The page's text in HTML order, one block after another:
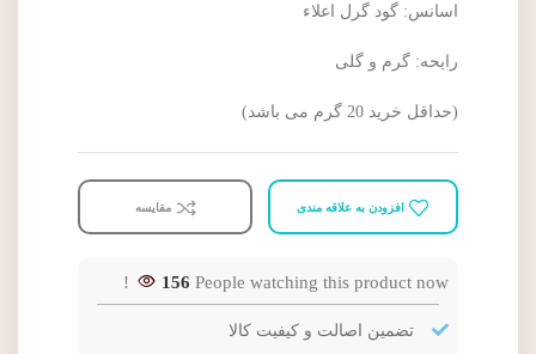
اسانس: گود گرل اعلاء
رایحه: گرم و گلی
(حداقل خرید 20 گرم می باشد)
افزودن به علاقه مندی مقایسه
156 People watching this product now!
تضمین اصالت و کیفیت کالا